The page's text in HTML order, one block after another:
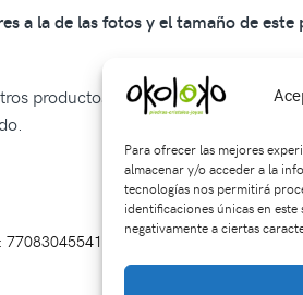
Para ofrecer las mejores
almacenar y/o acceder a la
tecnologías nos permitirá
identificaciones únicas en
negativamente a ciertas
a la de las fotos y el tamaño de
productos tienen tres días de
7708304554108 SKU: